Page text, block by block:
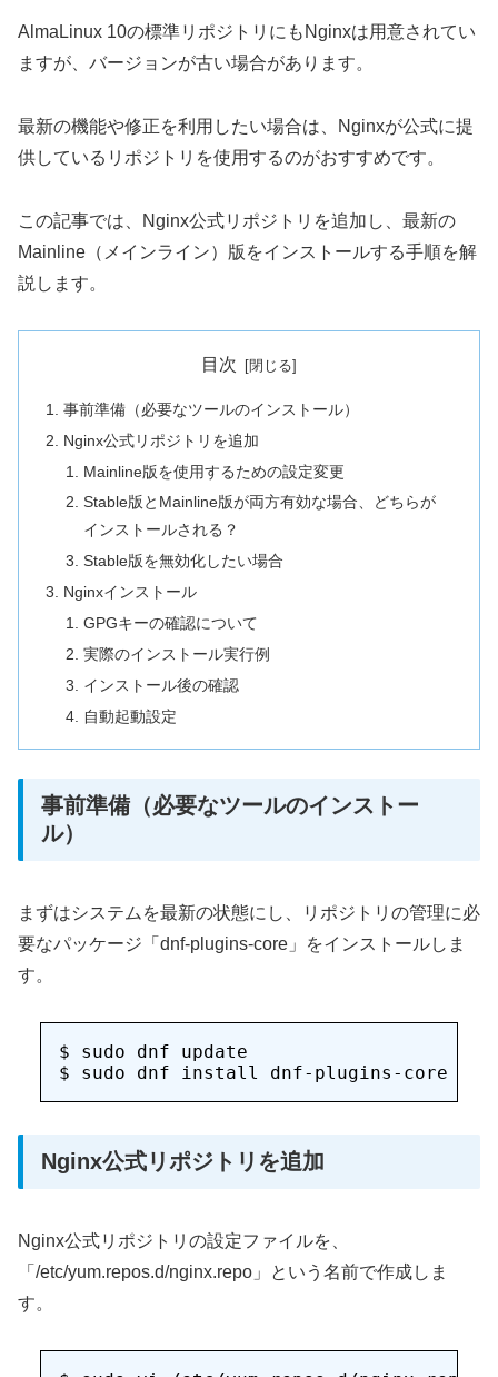
AlmaLinux 10の標準リポジトリにもNginxは用意されてい
ますが、バージョンが古い場合があります。
最新の機能や修正を利用したい場合は、Nginxが公式に提
供しているリポジトリを使用するのがおすすめです。
この記事では、Nginx公式リポジトリを追加し、最新の
Mainline（メインライン）版をインストールする手順を解
説します。
目次
事前準備（必要なツールのインストール）
Nginx公式リポジトリを追加
Mainline版を使用するための設定変更
Stable版とMainline版が両方有効な場合、どちらが
インストールされる？
Stable版を無効化したい場合
Nginxインストール
GPGキーの確認について
実際のインストール実行例
インストール後の確認
自動起動設定
事前準備（必要なツールのインストー
ル）
まずはシステムを最新の状態にし、リポジトリの管理に必
要なパッケージ「dnf-plugins-core」をインストールしま
す。
$ sudo dnf update
Nginx公式リポジトリを追加
Nginx公式リポジトリの設定ファイルを、
「/etc/yum.repos.d/nginx.repo」という名前で作成しま
す。